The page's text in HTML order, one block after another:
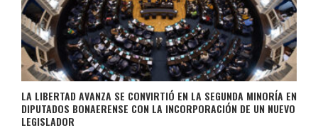
LA LIBERTAD AVANZA SE CONVIRTIÓ EN LA SEGUNDA MINORÍA EN
DIPUTADOS BONAERENSE CON LA INCORPORACIÓN DE UN NUEVO
LEGISLADOR